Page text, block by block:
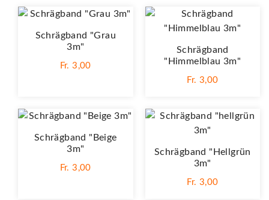
Schrägband "Grau
3m"
Fr. 3,00
Schrägband
"Himmelblau 3m"
Fr. 3,00
Schrägband "Beige
3m"
Fr. 3,00
Schrägband "hellgrün
3m"
Fr. 3,00